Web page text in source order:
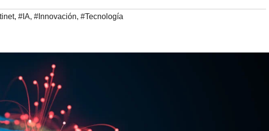
, #IA, #Innovación, #Tecnología